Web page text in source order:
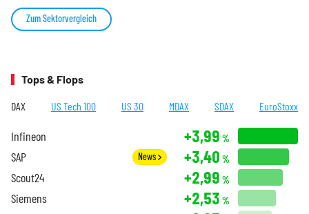
Zum Sektorvergleich
Tops & Flops
DAX US Tech 100 US 30 MDAX SDAX EuroStoxx
Infineon +3,99 %
SAP News +3,40 %
Scout24 +2,99 %
Siemens +2,53 %